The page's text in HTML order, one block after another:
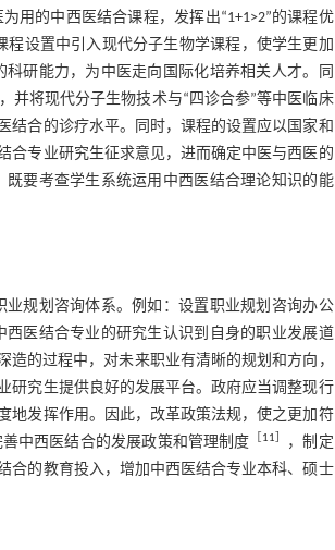
用的中西医结合课程，发挥出“1+1>2”的课程优
程设置中引入现代分子生物学课程，使学生更加
研能力，为中医走向国际化培养相关人才。同
并将现代分子生物技术与“四诊合参”等中医临床
结合的诊疗水平。同时，课程的设置应以国家和
合专业研究生征求意见，进而确定中医与西医的
要考查学生系统运用中西医结合理论知识的能
规划咨询体系。例如：设置职业规划咨询办公
医结合专业的研究生认识到自身的职业发展道
的过程中，对未来职业有清晰的规划和方向，
研究生提供良好的发展平台。政府应当调整现行
地发挥作用。因此，改革政策法规，使之更加符
中西医结合的发展政策和管理制度
11
，制定
合的教育投入，增加中西医结合专业本科、硕士